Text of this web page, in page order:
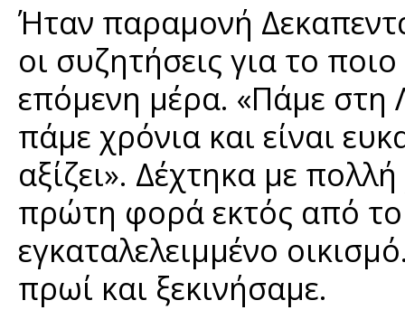
Ήταν παραμονή
οι συζητήσεις για το
επόμενη μέρα. «Πάμε στη
πάμε χρόνια και είναι
αξίζει». Δέχτηκα με
πρώτη φορά εκτός από το
εγκαταλελειμμένο
πρωί και ξεκινήσαμε.